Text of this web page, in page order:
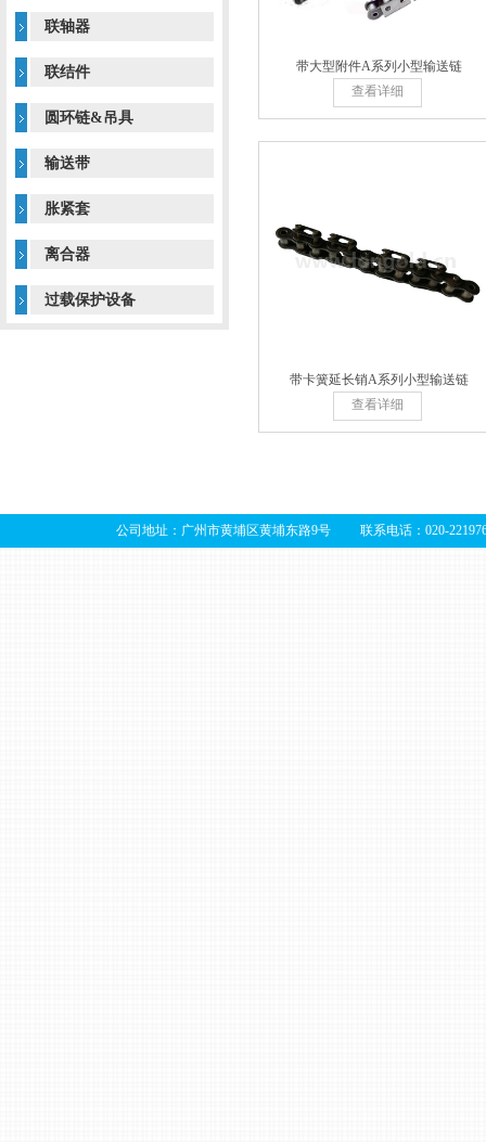
联轴器
联结件
圆环链&吊具
输送带
胀紧套
离合器
过载保护设备
带大型附件A系列小型输送链
查看详细
带卡簧延长销A系列小型输送链
查看详细
公司地址：广州市黄埔区黄埔东路9号 联系电话：020-